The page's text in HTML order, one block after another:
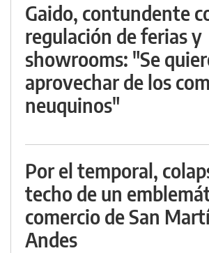
Gaido, contundente
regulación de ferias y
showrooms: "Se
aprovechar de los
neuquinos"
Por el temporal,
techo de un
comercio de San
Andes